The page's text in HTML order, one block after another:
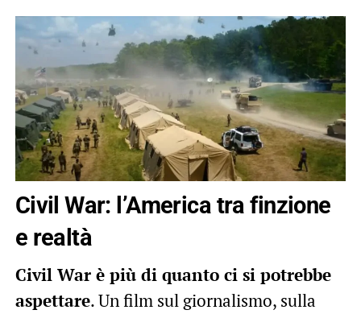
Civil War: l’America tra finzione
e realtà
Civil War è più di quanto ci si potrebbe
aspettare. Un film sul giornalismo, sulla